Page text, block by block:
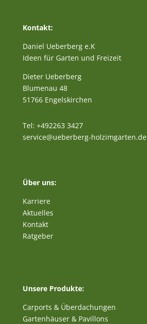
Kontakt:
Daniel Ueberberg e.K
Ideen für Garten und Freizeit
Dieter Ueberberg
Blumenau 48
51766 Engelskirchen
Tel: +492263 3427
service@ueberberg-holzimgarten.de
Über uns:
Karriere
Aktuelles
Kontakt
Ratgeber
Unsere Produkte:
Carports & Überdachungen
Gartenhäuser & Pavillons